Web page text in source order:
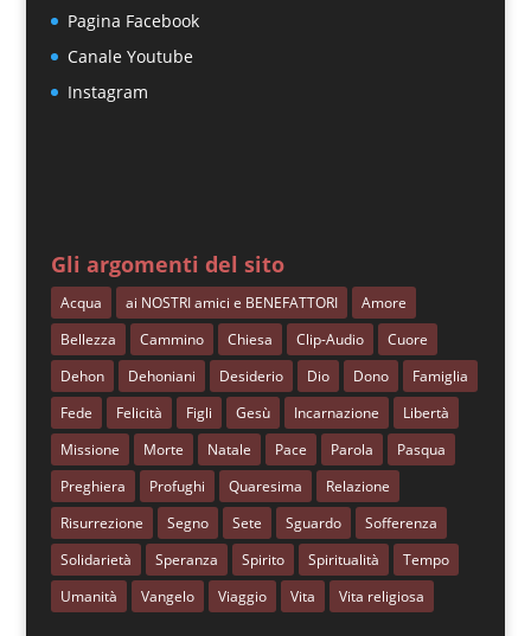
Pagina Facebook
Canale Youtube
Instagram
Gli argomenti del sito
Acqua ai NOSTRI amici e BENEFATTORI
Amore
Bellezza
Cammino Chiesa Clip-Audio
Cuore
Dehon
Dehoniani Desiderio Dio Dono
Famiglia
Fede
Felicità Figli Gesù Incarnazione
Libertà
Missione
Morte Natale Pace Parola
Pasqua
Preghiera
Profughi Quaresima
Relazione
Risurrezione
Segno Sete Sguardo
Sofferenza
Solidarietà
Speranza Spirito Spiritualità
Tempo
Umanità
Vangelo Viaggio Vita Vita religiosa